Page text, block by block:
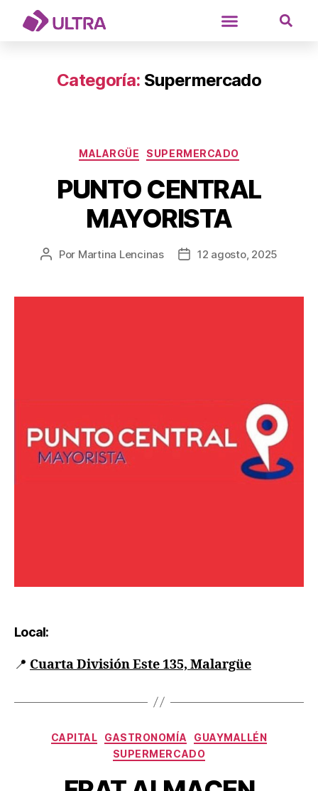
Categoría: Supermercado
MALARGÜE SUPERMERCADO
PUNTO CENTRAL
MAYORISTA
Por Martina Lencinas 12 agosto, 2025
Local:
📍 Cuarta División Este 135, Malargüe
CAPITAL GASTRONOMÍA
GUAYMALLÉN
SUPERMERCADO